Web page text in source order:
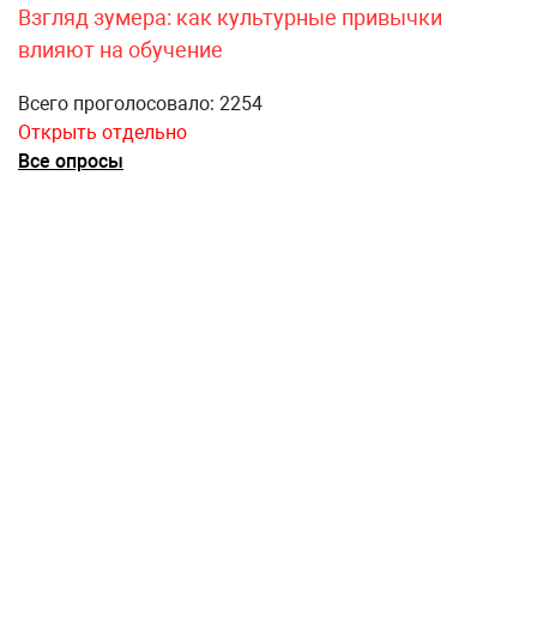
Взгляд зумера: как культурные привычки
влияют на обучение
Всего проголосовало: 2254
Открыть отдельно
Все опросы